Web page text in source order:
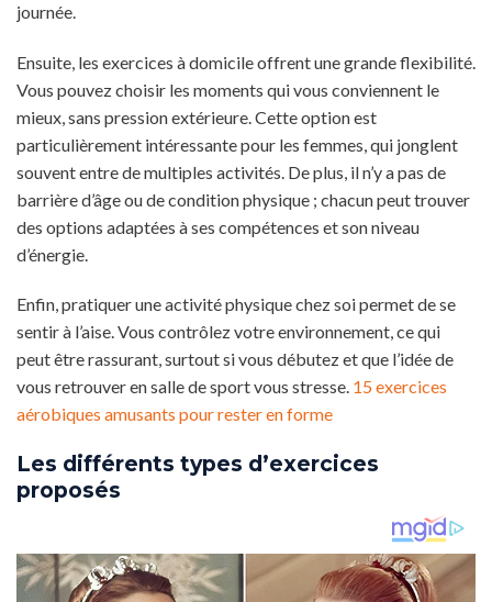
journée.
Ensuite, les exercices à domicile offrent une grande flexibilité.
Vous pouvez choisir les moments qui vous conviennent le
mieux, sans pression extérieure. Cette option est
particulièrement intéressante pour les femmes, qui jonglent
souvent entre de multiples activités. De plus, il n’y a pas de
barrière d’âge ou de condition physique ; chacun peut trouver
des options adaptées à ses compétences et son niveau
d’énergie.
Enfin, pratiquer une activité physique chez soi permet de se
sentir à l’aise. Vous contrôlez votre environnement, ce qui
peut être rassurant, surtout si vous débutez et que l’idée de
vous retrouver en salle de sport vous stresse. 15 exercices
aérobiques amusants pour rester en forme
Les différents types d’exercices
proposés